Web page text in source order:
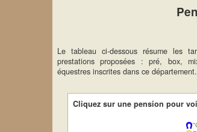
Le tableau ci-dessous résume les
prestations proposées : pré, box,
équestres inscrites dans ce département.
Cliquez sur une pension pour